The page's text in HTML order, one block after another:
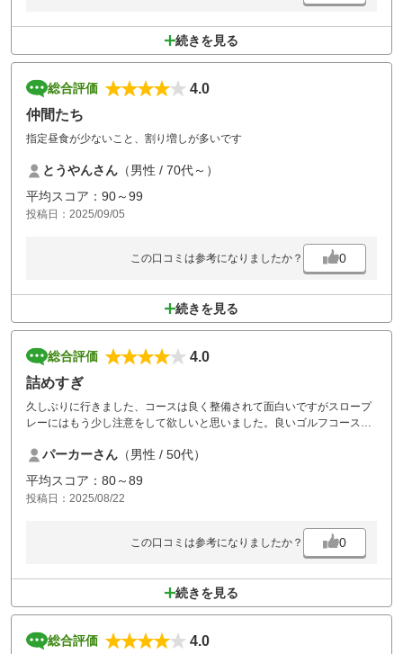
続きを見る
総合評価
4.0
仲間たち
指定昼食が少ないこと、割り増しが多いです
とうやんさん （男性 / 70代～）
平均スコア：90～99
投稿日：2025/09/05
この口コミは参考になりましたか？ 0
続きを見る
総合評価
4.0
詰めすぎ
久しぶりに行きました、コースは良く整備されて面白いですがスロープ
レーにはもう少し注意をして欲しいと思いました。良いゴルフコースな
パーカーさん （男性 / 50代）
平均スコア：80～89
投稿日：2025/08/22
この口コミは参考になりましたか？ 0
続きを見る
総合評価 4.0